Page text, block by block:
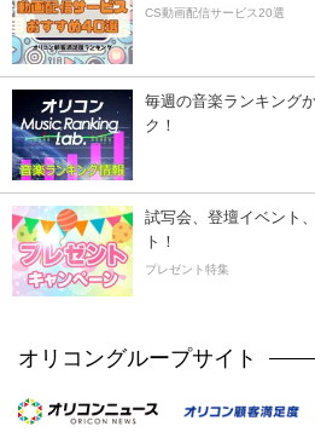
CS動画配信サービス20選
毎週の音楽ランキング
ク！
試写会、登壇イベント
ト！
プレゼント特集
オリコングループサイト